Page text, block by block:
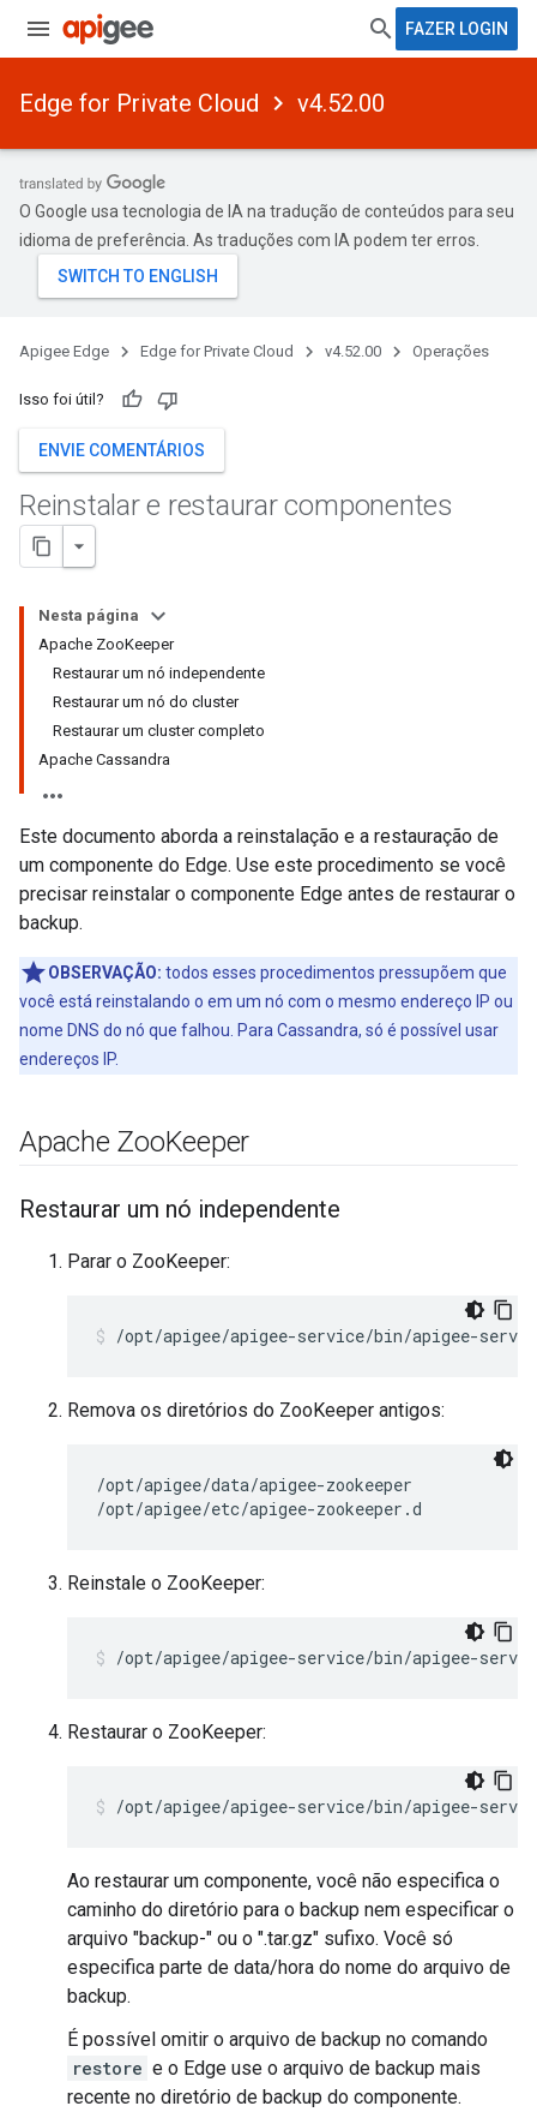
FAZER LOGIN
Edge for Private Cloud v4.52.00
O Google usa tecnologia de IA na tradução de conteúdos para seu
idioma de preferência. As traduções com IA podem ter erros.
Apigee Edge Edge for Private Cloud v4.52.00 Operações
Isso foi útil?
ENVIE COMENTÁRIOS
Reinstalar e restaurar componentes
Nesta página
Apache ZooKeeper
Restaurar um nó independente
Restaurar um nó do cluster
Restaurar um cluster completo
Apache Cassandra
Este documento aborda a reinstalação e a restauração de
um componente do Edge. Use este procedimento se você
precisar reinstalar o componente Edge antes de restaurar o
backup.
OBSERVAÇÃO: todos esses procedimentos pressupõem que
você está reinstalando o em um nó com o mesmo endereço IP ou
nome DNS do nó que falhou. Para Cassandra, só é possível usar
endereços IP.
Apache ZooKeeper
Restaurar um nó independente
Parar o ZooKeeper:
/opt/apigee/apigee-service/bin/apigee-
Remova os diretórios do ZooKeeper antigos:
/opt/apigee/data/apigee-zookeeper
/opt/apigee/etc/apigee-zookeeper.d
Reinstale o ZooKeeper:
/opt/apigee/apigee-service/bin/apigee-
Restaurar o ZooKeeper:
/opt/apigee/apigee-service/bin/apigee-
Ao restaurar um componente, você não especifica o
caminho do diretório para o backup nem especificar o
arquivo "backup-" ou o ".tar.gz" sufixo. Você só
especifica parte de data/hora do nome do arquivo de
backup.
É possível omitir o arquivo de backup no comando
restore e o Edge use o arquivo de backup mais
recente no diretório de backup do componente.